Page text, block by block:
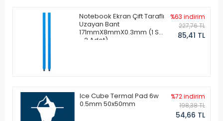
Notebook Ekran Çift Taraflı
Uzayan Bant
171mmX8mmX0.3mm (1 Set
- 2 Adet)
%63 indirim
227,76 TL
85,41 TL
Ice Cube Termal Pad 6w
0.5mm 50x50mm
%72 indirim
198,38 TL
54,66 TL